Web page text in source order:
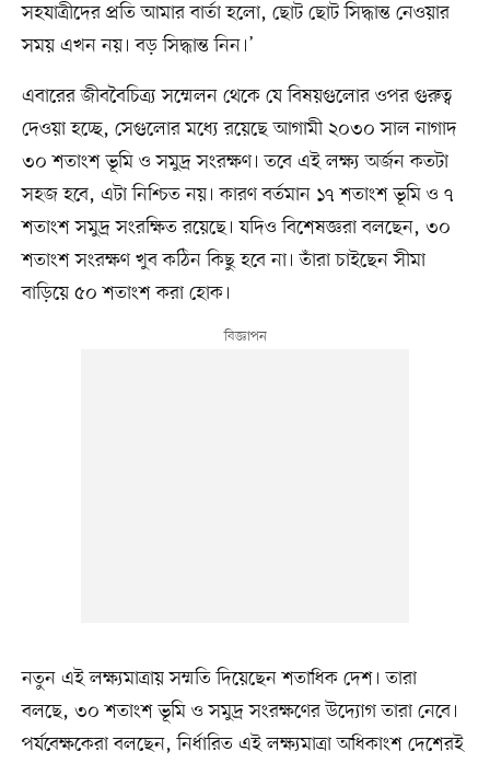
সহযাত্রীদের প্রতি আমার বার্তা হলো, ছোট ছোট সিদ্ধান্ত নেওয়ার
সময় এখন নয়। বড় সিদ্ধান্ত নিন।’
এবারের জীববৈচিত্র্য সম্মেলন থেকে যে বিষয়গুলোর ওপর গুরুত্ব
দেওয়া হচ্ছে, সেগুলোর মধ্যে রয়েছে আগামী ২০৩০ সাল নাগাদ
৩০ শতাংশ ভূমি ও সমুদ্র সংরক্ষণ। তবে এই লক্ষ্য অর্জন কতটা
সহজ হবে, এটা নিশ্চিত নয়। কারণ বর্তমান ১৭ শতাংশ ভূমি ও ৭
শতাংশ সমুদ্র সংরক্ষিত রয়েছে। যদিও বিশেষজ্ঞরা বলছেন, ৩০
শতাংশ সংরক্ষণ খুব কঠিন কিছু হবে না। তাঁরা চাইছেন সীমা
বাড়িয়ে ৫০ শতাংশ করা হোক।
নতুন এই লক্ষ্যমাত্রায় সম্মতি দিয়েছেন শতাধিক দেশ। তারা
বলছে, ৩০ শতাংশ ভূমি ও সমুদ্র সংরক্ষণের উদ্যোগ তারা নেবে।
পর্যবেক্ষকেরা বলছেন, নির্ধারিত এই লক্ষ্যমাত্রা অধিকাংশ দেশেরই